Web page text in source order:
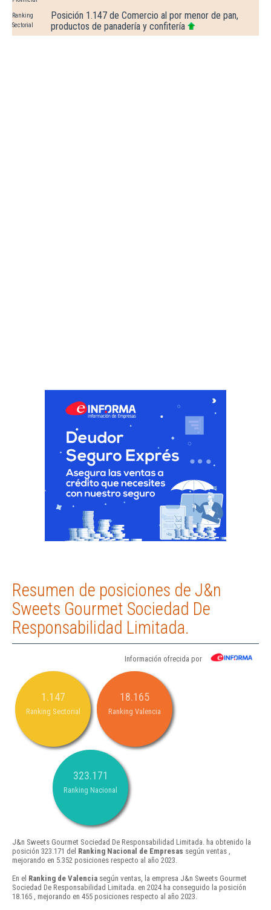
Ranking
Sectorial
Posición 1.147 de Comercio al por menor de pan,
productos de panadería y confitería
Resumen de posiciones de J&n
Sweets Gourmet Sociedad De
Responsabilidad Limitada.
Información ofrecida por
1.147
Ranking Sectorial
18.165
Ranking Valencia
323.171
Ranking Nacional
J&n Sweets Gourmet Sociedad De Responsabilidad Limitada. ha obtenido la
posición 323.171 del Ranking Nacional de Empresas según ventas ,
mejorando en 5.352 posiciones respecto al año 2023.
En el Ranking de Valencia según ventas, la empresa J&n Sweets Gourmet
Sociedad De Responsabilidad Limitada. en 2024 ha conseguido la posición
18.165 , mejorando en 455 posiciones respecto al año 2023.